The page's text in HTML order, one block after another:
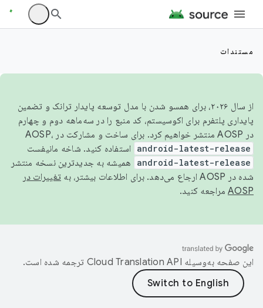
مستندات
از سال ۲۰۲۶، برای همسو شدن با مدل توسعه پایدار ترانک و تضمین
پایداری پلتفرم برای اکوسیستم، کد منبع را در سه‌ماهه دوم و چهارم
در AOSP منتشر خواهیم کرد. برای ساخت و مشارکت در AOSP،
android-latest-release استفاده کنید. شاخه مانیفست
android-latest-release
همیشه به جدیدترین نسخه منتشر
شده در AOSP ارجاع می‌دهد. برای اطلاعات بیشتر، به
تغییرات در
AOSP مراجعه کنید.
این صفحه به‌وسیله ترجمه شده است.